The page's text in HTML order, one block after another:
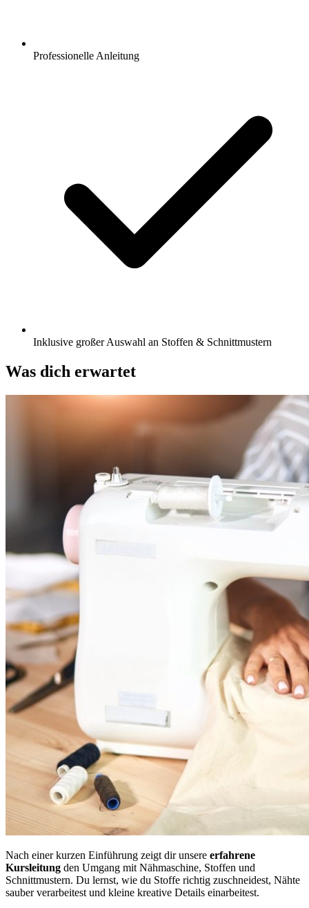
Professionelle Anleitung
Inklusive großer Auswahl an Stoffen & Schnittmustern
Was dich erwartet
Nach einer kurzen Einführung zeigt dir unsere erfahrene
Kursleitung den Umgang mit Nähmaschine, Stoffen und
Schnittmustern. Du lernst, wie du Stoffe richtig zuschneidest, Nähte
sauber verarbeitest und kleine kreative Details einarbeitest.